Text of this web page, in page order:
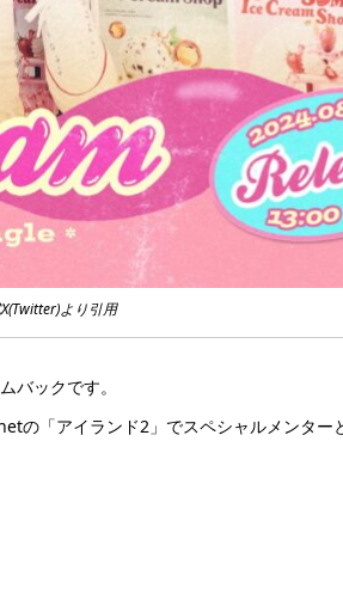
より引用
バックです。
「アイランド2」でスペシャルメンター